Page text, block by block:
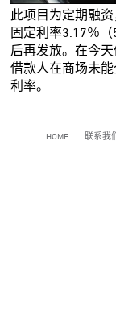
此项目为定期融
固定利率3.17％
后再发放。在今
借款人在商场未
利率。
HOME 联系我们